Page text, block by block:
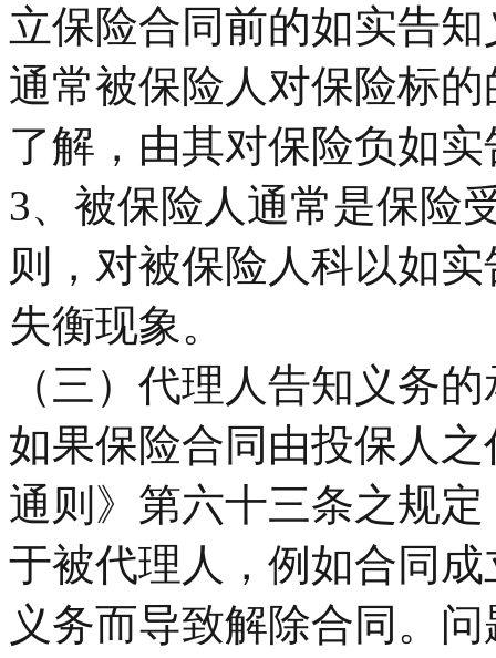
立保险合同前的如实告
通常被保险人对保险标
了解，由其对保险负如
3、被保险人通常是保险
则，对被保险人科以如
失衡现象。
（三）代理人告知义务
如果保险合同由投保人
通则》第六十三条之规
于被代理人，例如合同
义务而导致解除合同。